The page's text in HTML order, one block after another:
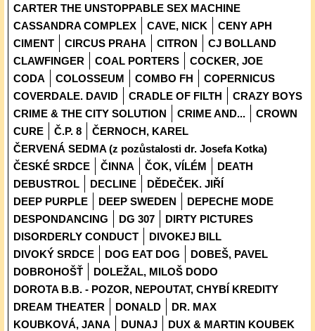
CARTER THE UNSTOPPABLE SEX MACHINE
CASSANDRA COMPLEX
CAVE, NICK
CENY APH
CIMENT
CIRCUS PRAHA CITRON
CJ BOLLAND
CLAWFINGER
COAL PORTERS
COCKER, JOE
CODA
COLOSSEUM COMBO FH
COPERNICUS
COVERDALE. DAVID
CRADLE OF FILTH
CRAZY BOYS
CRIME & THE CITY SOLUTION
CRIME AND...
CROWN
CURE
Č.P. 8
ČERNOCH, KAREL
ČERVENÁ SEDMA (z pozůstalosti dr. Josefa Kotka)
ČESKÉ SRDCE
ČINNA ČOK, VÍLÉM
DEATH
DEBUSTROL
DECLINE
DĚDEČEK. JIŘÍ
DEEP PURPLE
DEEP SWEDEN
DEPECHE MODE
DESPONDANCING
DG 307
DIRTY PICTURES
DISORDERLY CONDUCT
DIVOKEJ BILL
DIVOKÝ SRDCE
DOG EAT DOG
DOBEŠ, PAVEL
DOBROHOŠŤ
DOLEŽAL, MILOŠ DODO
DOROTA B.B. - POZOR, NEPOUTAT, CHYBÍ KREDITY
DREAM THEATER
DONALD
DR. MAX
KOUBKOVÁ, JANA
DUNAJ
DUX & MARTIN KOUBEK